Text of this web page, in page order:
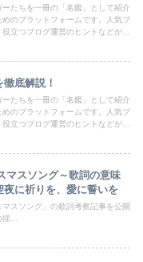
ーたちを一冊の「名鑑」として紹介
のプラットフォームです。人気ブ
立つブログ運営のヒントなどが満
底解説！
ーたちを一冊の「名鑑」として紹介
のプラットフォームです。人気ブ
立つブログ運営のヒントなどが満
マスソング～歌詞の意味
に祈りを、愛に誓いを
スソング」の歌詞考察記事を公開
...